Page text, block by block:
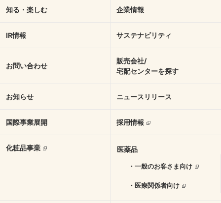
知る・楽しむ 企業情報
IR情報 サステナビリティ
お問い合わせ
販売会社/
宅配センターを探す
お知らせ ニュースリリース
国際事業展開 採用情報
化粧品事業 医薬品
・一般のお客さま向け
・医療関係者向け